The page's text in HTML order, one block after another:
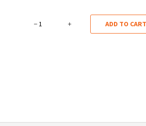
Conditioner
ADD TO CART